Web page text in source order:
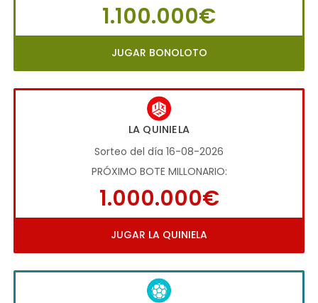
1.100.000€
JUGAR BONOLOTO
LA QUINIELA
Sorteo del día 16-08-2026
PRÓXIMO BOTE MILLONARIO:
1.000.000€
JUGAR LA QUINIELA